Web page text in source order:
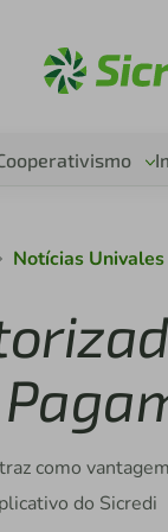
Notícias
como
do Sicredi